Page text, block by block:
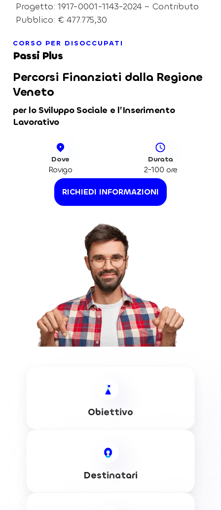
Progetto: 1917-0001-1143-2024 – Contributo
Pubblico: € 477.775,30
CORSO PER DISOCCUPATI
Passi Plus
Percorsi Finanziati dalla Regione
Veneto
per lo Sviluppo Sociale e l’Inserimento
Lavorativo
Dove
Rovigo
Durata
2-100 ore
RICHIEDI INFORMAZIONI
Obiettivo
Destinatari